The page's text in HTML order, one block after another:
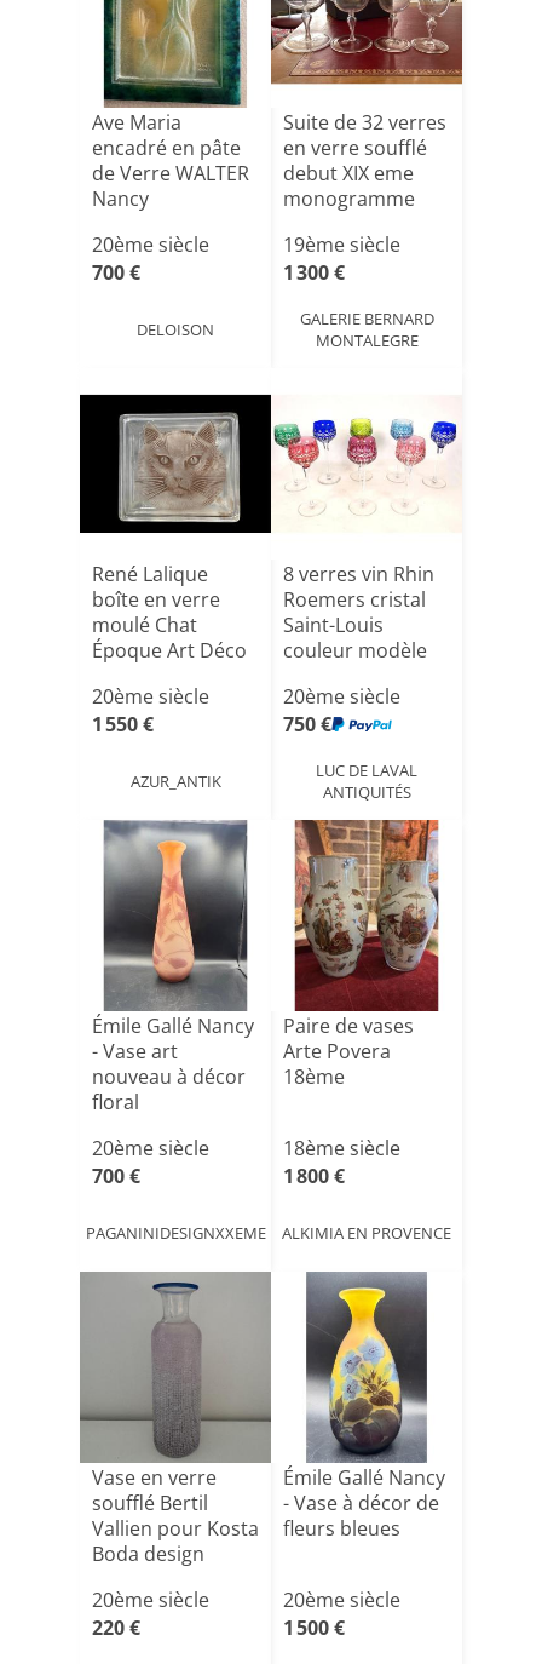
Ave Maria
encadré en pâte
de Verre WALTER
Nancy
20ème siècle
700 €
DELOISON
Suite de 32 verres
en verre soufflé
debut XIX eme
monogramme
19ème siècle
1 300 €
GALERIE BERNARD
MONTALEGRE
René Lalique
boîte en verre
moulé Chat
Époque Art Déco
20ème siècle
1 550 €
AZUR_ANTIK
8 verres vin Rhin
Roemers cristal
Saint-Louis
couleur modèle
20ème siècle
750 €
LUC DE LAVAL
ANTIQUITÉS
Émile Gallé Nancy
- Vase art
nouveau à décor
floral
20ème siècle
700 €
PAGANINIDESIGNXXEME
Paire de vases
Arte Povera
18ème
18ème siècle
1 800 €
ALKIMIA EN PROVENCE
Vase en verre
soufflé Bertil
Vallien pour Kosta
Boda design
20ème siècle
220 €
Émile Gallé Nancy
- Vase à décor de
fleurs bleues
20ème siècle
1 500 €